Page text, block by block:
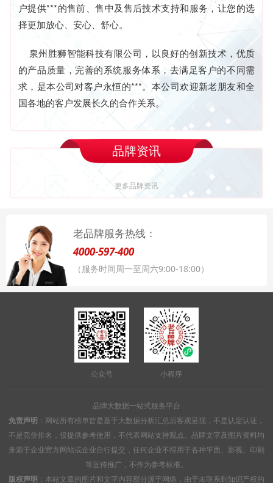
户提供***的售前、售中及售后技术支持和服务，让您的选
择更加放心、安心、舒心。
泉州胜狮智能科技有限公司，以良好的创新技术，优质
的产品质量，完善的系统服务体系，去满足客户的不同需
求，是本公司对客户永恒的***。本公司欢迎新老朋友和全
国各地的客户发展长久的合作关系。
品牌资讯
更多品牌资讯
老品牌服务热线：
4000-597-400
（服务时间周一至周六9:00-18:00）
公众号 小程序
品牌大数据一站式服务平台
免责声明 ：网站所有榜单皆是基于大数据分析汇总后客观呈现，不是认定认证，
不是竞价排名，仅提供参考使用，不代表网站支持观点。品牌文字及图片资料均
来源于企业官方网站或企业自行提交，任何企业不得用于各种平面、影视、印刷
等宣传推广，不作为参考标准。
版权声明 ：本站文章的图片和文字内容部分源于网络，由于未联系到知识产权的